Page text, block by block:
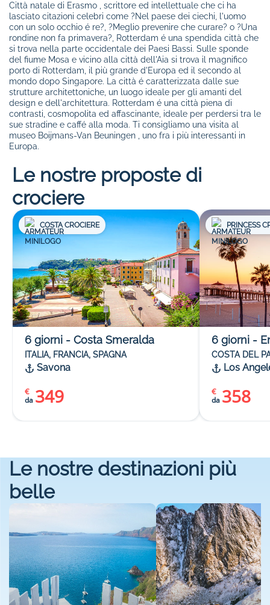
Città natale di Erasmo , scrittore ed intellettuale che ci ha
lasciato citazioni celebri come ?Nel paese dei ciechi, l'uomo
con un solo occhio é re?, ?Meglio prevenire che curare? o ?Una
rondine non fa primavera?, Rotterdam é una spendida città che
si trova nella parte occidentale dei Paesi Bassi. Sulle sponde
del fiume Mosa e vicino alla città dell'Aia si trova il magnifico
porto di Rotterdam, il più grande d'Europa ed il secondo al
mondo dopo Singapore. La città é caratterizzata dalle sue
strutture architettoniche, un luogo ideale per gli amanti del
design e dell'architettura. Rotterdam é una città piena di
contrasti, cosmopolita ed affascinante, ideale per perdersi tra le
sue stradine e caffé alla moda. Ti consigliamo una visita al
museo Boijmans-Van Beuningen , uno fra i più interessanti in
Europa.
Le nostre proposte di
crociere
COSTA CROCIERE
6 giorni - Costa Smeralda
ITALIA, FRANCIA, SPAGNA
Savona
da 349
€
PRINCESS
6 giorni -
COSTA DEL
Los
da 358
€
Le nostre destinazioni più
belle